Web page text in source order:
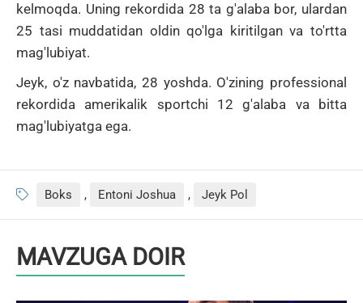
kelmoqda. Uning rekordida 28 ta g'alaba bor, ulardan
25 tasi muddatidan oldin qo'lga kiritilgan va to'rtta
mag'lubiyat.
Jeyk, o'z navbatida, 28 yoshda. O'zining professional
rekordida amerikalik sportchi 12 g'alaba va bitta
mag'lubiyatga ega.
Boks , Entoni Joshua , Jeyk Pol
MAVZUGA DOIR